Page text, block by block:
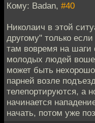
Кому: Badan, #40
Николаич в этой
другому" только
там вовремя на шаги
молодых людей
может быть
парней возле
телепортируются, а
начинается
начать, потом уже